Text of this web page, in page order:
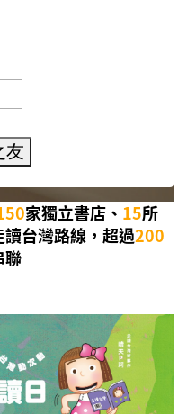
友
家獨立書店、 15所
讀台灣路線，超過200
聯